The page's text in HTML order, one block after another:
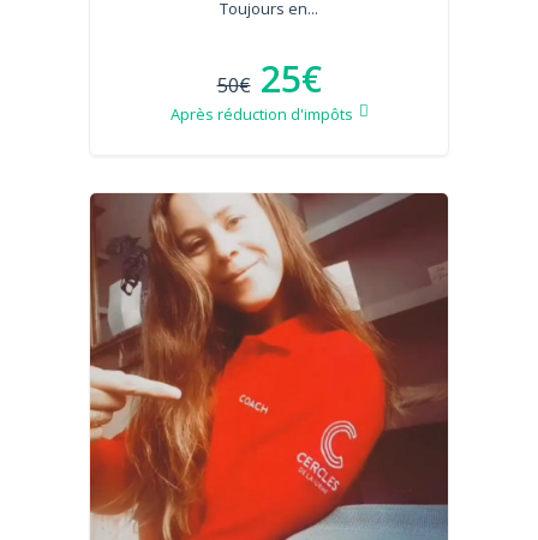
Toujours en...
50€ 25€
Après réduction d'impôts